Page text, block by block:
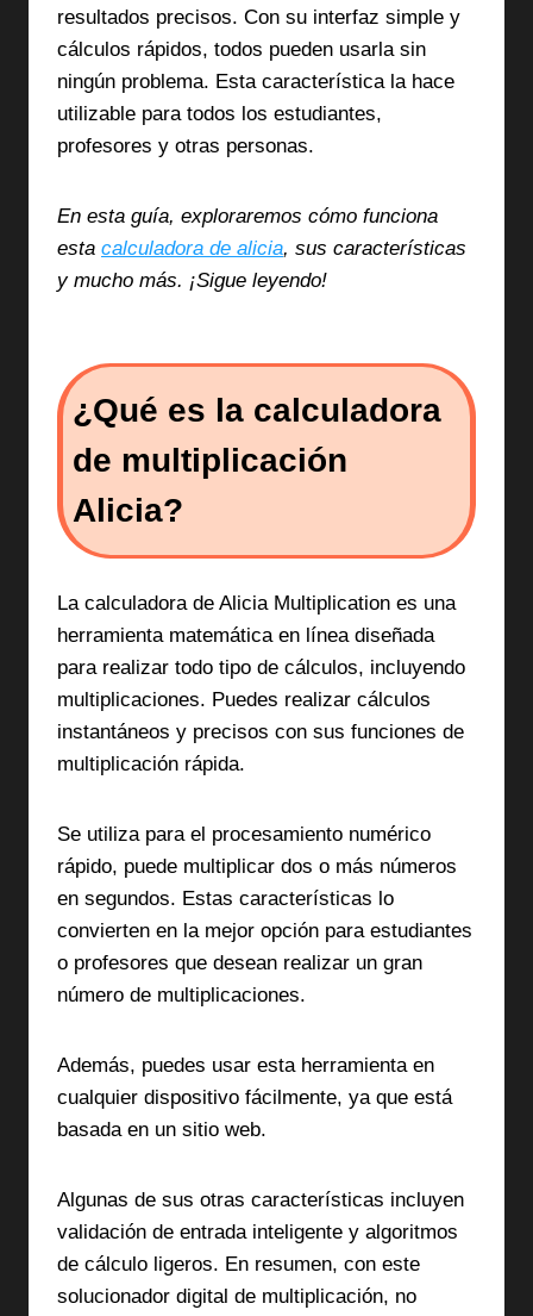
resultados precisos. Con su interfaz simple y
cálculos rápidos, todos pueden usarla sin
ningún problema. Esta característica la hace
utilizable para todos los estudiantes,
profesores y otras personas.
En esta guía, exploraremos cómo funciona
esta calculadora de alicia, sus características
y mucho más. ¡Sigue leyendo!
¿Qué es la calculadora
de multiplicación
Alicia?
La calculadora de Alicia Multiplication es una
herramienta matemática en línea diseñada
para realizar todo tipo de cálculos, incluyendo
multiplicaciones. Puedes realizar cálculos
instantáneos y precisos con sus funciones de
multiplicación rápida.
Se utiliza para el procesamiento numérico
rápido, puede multiplicar dos o más números
en segundos. Estas características lo
convierten en la mejor opción para estudiantes
o profesores que desean realizar un gran
número de multiplicaciones.
Además, puedes usar esta herramienta en
cualquier dispositivo fácilmente, ya que está
basada en un sitio web.
Algunas de sus otras características incluyen
validación de entrada inteligente y algoritmos
de cálculo ligeros. En resumen, con este
solucionador digital de multiplicación, no